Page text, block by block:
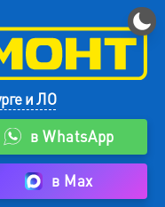
и ЛО
в WhatsApp
в Max